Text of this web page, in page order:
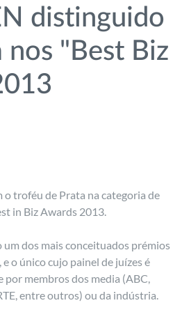
distinguido
nos "Best Biz
troféu de Prata na categoria de
in Biz Awards 2013.
um dos mais conceituados prémios
o único cujo painel de juízes é
membros dos media (ABC,
entre outros) ou da indústria.